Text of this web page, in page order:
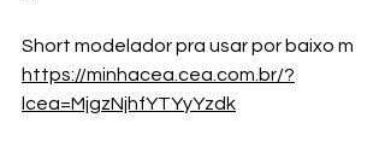
Short modelador pra usar por baixo m
https://minhacea.cea.com.br/?
lcea=MjgzNjhfYTYyYzdk